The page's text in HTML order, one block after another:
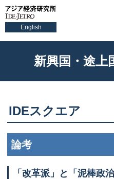
English
新興国・途上
IDEスクエア
論考
「改革派」と「泥棒